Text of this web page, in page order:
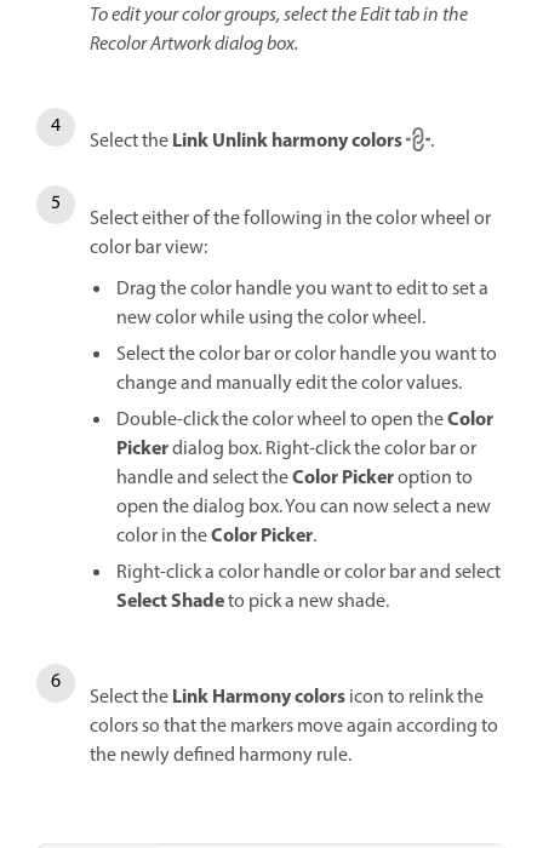
To edit your color groups, select the Edit tab in the
Recolor Artwork dialog box.
Select theLink Unlink harmony colors .
Select either of the following in the color wheel or
color bar view:
Drag the color handle you want to edit to set a
new color while using the color wheel.
Select the color bar or color handle you want to
change and manually edit the color values.
Double-click the color wheel to open theColor
Pickerdialog box. Right-click the color bar or
handle and select theColor Pickeroption to
open the dialog box. You can now select a new
color in theColor Picker.
Right-click a color handle or color bar and select
Select Shadeto pick a new shade.
Select theLink Harmony colorsicon to relink the
colors so that the markers move again according to
the newly defined harmony rule.